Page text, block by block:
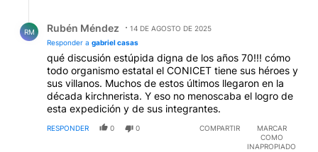
RM Rubén Méndez
14 DE AGOSTO DE 2025
Responder a gabriel casas
qué discusión estúpida digna de los años 70!!! cómo
todo organismo estatal el CONICET tiene sus héroes y
sus villanos. Muchos de estos últimos llegaron en la
década kirchnerista. Y eso no menoscaba el logro de
esta expedición y de sus integrantes.
RESPONDER 0 0 COMPARTIR
MARCAR
COMO
INAPROPIADO